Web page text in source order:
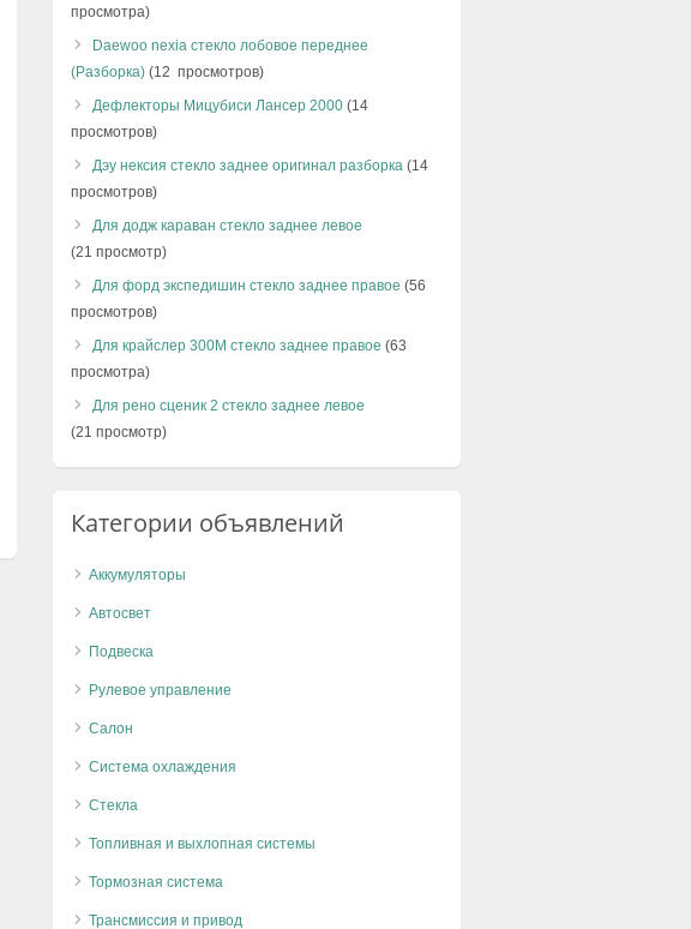
просмотра)
Daewoo nexia стекло лобовое переднее
(Разборка) (12 просмотров)
Дефлекторы Мицубиси Лансер 2000 (14
просмотров)
Дэу нексия стекло заднее оригинал разборка (14
просмотров)
Для додж караван стекло заднее левое
(21 просмотр)
Для форд экспедишин стекло заднее правое (56
просмотров)
Для крайслер 300М стекло заднее правое (63
просмотра)
Для рено сценик 2 стекло заднее левое
(21 просмотр)
Категории объявлений
Аккумуляторы
Автосвет
Подвеска
Рулевое управление
Салон
Система охлаждения
Стекла
Топливная и выхлопная системы
Тормозная система
Трансмиссия и привод